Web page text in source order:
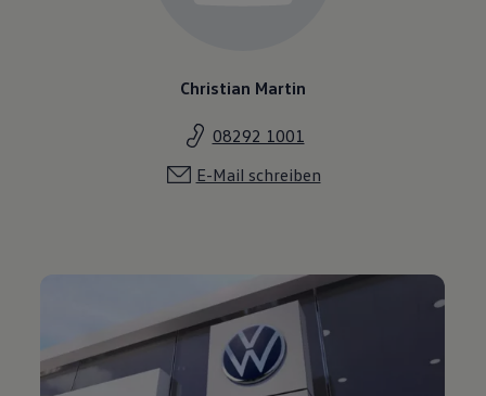
Christian Martin
08292 1001
E-Mail schreiben